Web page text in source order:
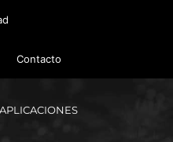
Contacto
APLICACIONES